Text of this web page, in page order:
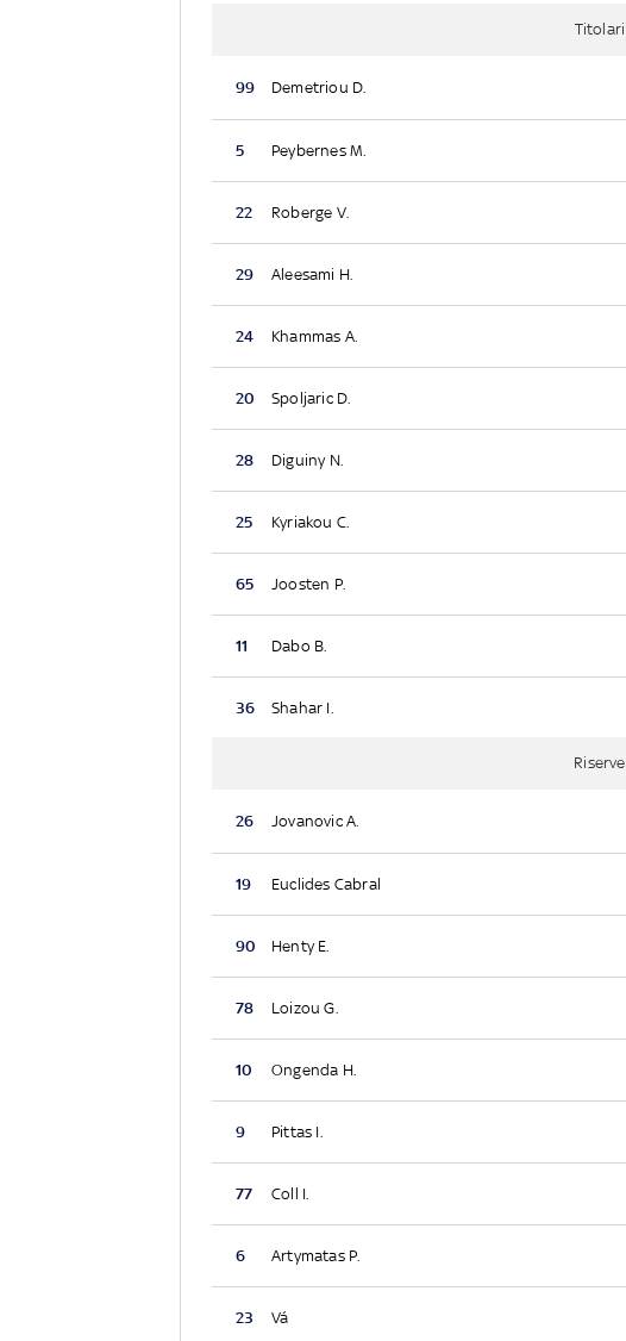
Titolari
99 Demetriou D.
5 Peybernes M.
22 Roberge V.
29 Aleesami H.
24 Khammas A.
20 Spoljaric D.
28 Diguiny N.
25 Kyriakou C.
65 Joosten P.
11 Dabo B.
36 Shahar I.
Riserve
26 Jovanovic A.
19 Euclides Cabral
90 Henty E.
78 Loizou G.
10 Ongenda H.
9 Pittas I.
77 Coll I.
6 Artymatas P.
23 Vá